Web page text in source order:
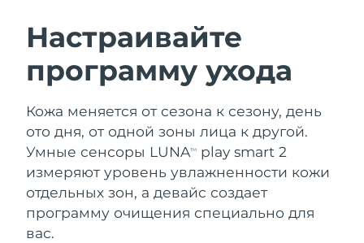
Настраивайте
программу ухода
Кожа меняется от сезона к сезону, день
ото дня, от одной зоны лица к другой.
Умные сенсоры LUNATM
play smart 2
измеряют уровень увлажненности кожи
отдельных зон, а девайс создает
программу очищения специально для
вас.
LUNA™ 4 набор
Anti-aging massage
LUNA™ 4 Plus
BEAR™ 2 набор
Microcurrent toning
BEAR™ 2 go
Увлажнение
UFO™ 3 набор
Забота о полости рта
issa™ 4
Австралия
Ожидаемая дата доставки
13/08/2026
Ожидаемая дата доставки
10/08/2026
Бахрейн
Ожидаемая дата доставки
11/08/2026
Бельгия
Ожидаемая дата доставки